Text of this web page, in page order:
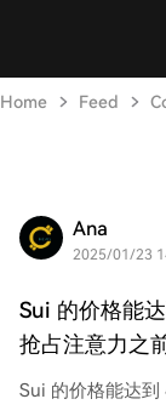
Home Feed
Ana
2025/01/23
Sui 的价格能
抢占注意力之
Sui 的价格能达到